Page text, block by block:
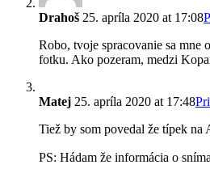
Drahoš 25. apríla 2020 at 17:08
Robo, tvoje spracovanie sa mne
fotku. Ako pozeram, medzi
Matej 25. apríla 2020 at 17:48
Tiež by som povedal že típek na
PS: Hádam že informácia o